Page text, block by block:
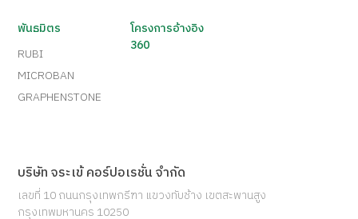
พันธมิตร
RUBI
MICROBAN
GRAPHENSTONE
โครงการอ้างอิง
360
บริษัท จระเข้ คอร์ปอเรชั่น จำกัด
เลขที่ 10 ถนนกรุงเทพกรีฑา แขวงทับช้าง เขตสะพานสูง
กรุงเทพมหานคร 10250